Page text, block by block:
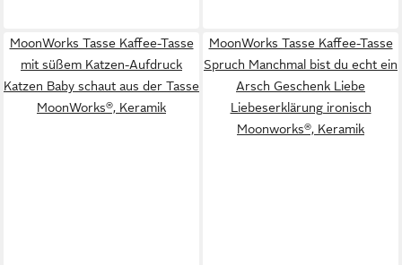
MoonWorks Tasse Kaffee-Tasse
mit süßem Katzen-Aufdruck
Katzen Baby schaut aus der Tasse
MoonWorks®, Keramik
MoonWorks Tasse Kaffee-Tasse
Spruch Manchmal bist du echt ein
Arsch Geschenk Liebe
Liebeserklärung ironisch
Moonworks®, Keramik